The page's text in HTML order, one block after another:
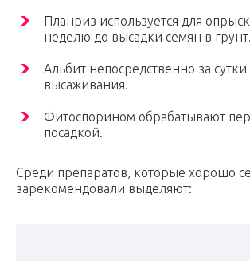
Планриз используется для
неделю до высадки семян в грунт.
Альбит непосредственно за сутки
высаживания.
Фитоспорином обрабатывают
посадкой.
Среди препаратов, которые хорошо
зарекомендовали выделяют: